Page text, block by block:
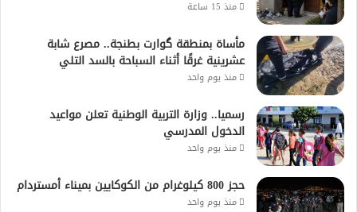
منذ 15 ساعة
مأساة بمنطقة گوارت بطنجة.. مصرع شابة
عشرينية غرقًا أثناء السباحة بالسد التلي
منذ يوم واحد
رسميا.. وزارة التربية الوطنية تعلن مواعيد
الدخول المدرسي
منذ يوم واحد
حجز 800 كيلوغرام من الكوكايين بميناء أمستردام
منذ يوم واحد